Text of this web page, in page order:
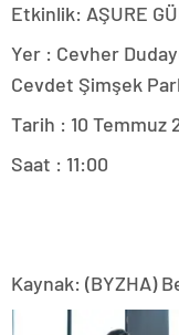
Etkinlik: AŞURE
Yer : Cevher
Cevdet Şimşek
Tarih : 10 Temmuz
Saat : 11:00
Kaynak: (BYZHA)